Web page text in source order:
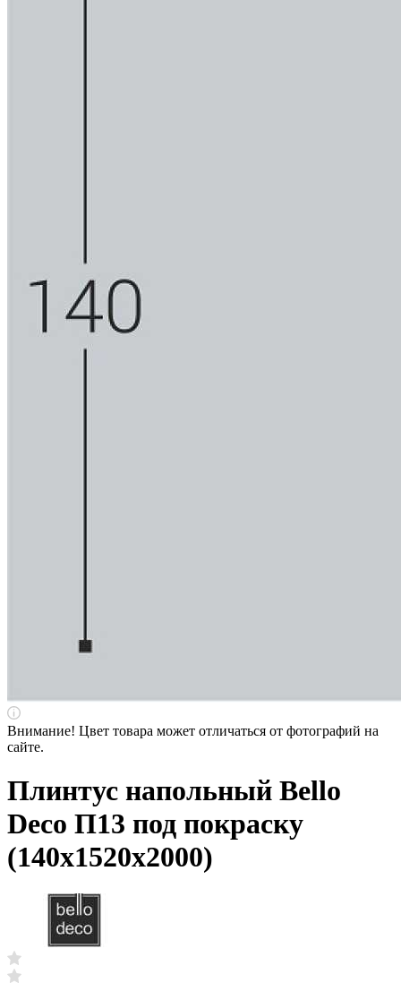
Внимание! Цвет товара может отличаться от фотографий на
сайте.
Плинтус напольный Bello
Deco П13 под покраску
(140х1520х2000)